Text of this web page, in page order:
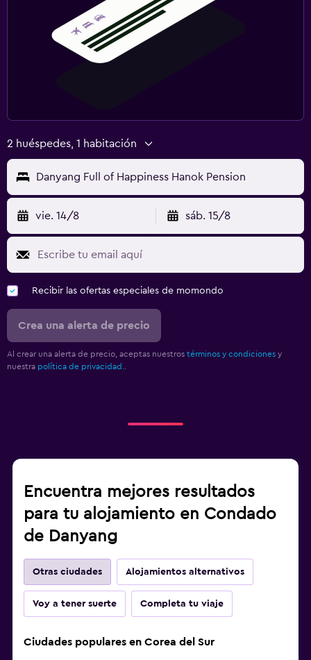
2 huéspedes, 1 habitación
Danyang Full of Happiness Hanok Pension
vie. 14/8 sáb. 15/8
Recibir las ofertas especiales de momondo
Crea una alerta de precio
Al crear una alerta de precio, aceptas nuestros términos y condiciones y
nuestra política de privacidad.
Encuentra mejores resultados
para tu alojamiento en Condado
de Danyang
Otras ciudades Alojamientos alternativos
Voy a tener suerte Completa tu viaje
Ciudades populares en Corea del Sur